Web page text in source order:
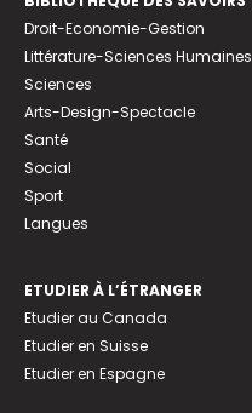
Droit-Economie-Gestion
Littérature-Sciences Humaines
Sciences
Arts-Design-Spectacle
Santé
Social
Sport
Langues
ETUDIER À L’ÉTRANGER
Etudier au Canada
Etudier en Suisse
Etudier en Espagne